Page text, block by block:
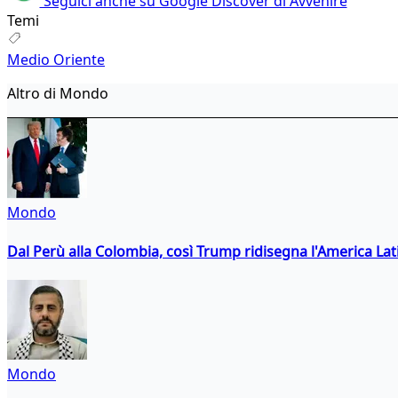
Temi
Medio Oriente
Altro di Mondo
Mondo
Dal Perù alla Colombia, così Trump ridisegna l'America
Mondo